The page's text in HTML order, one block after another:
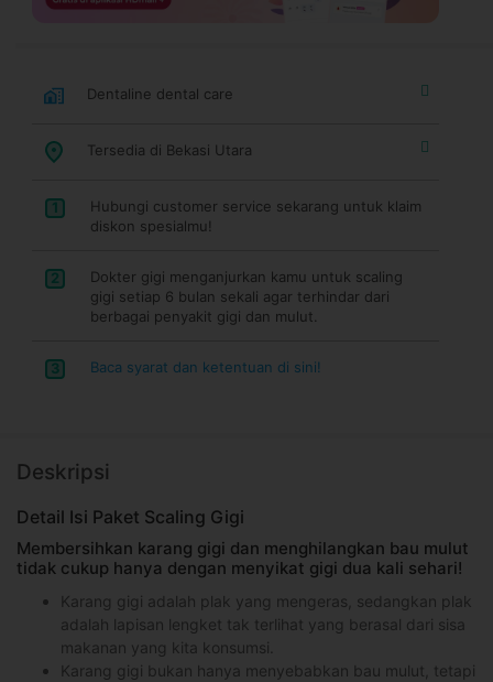
Dentaline dental care
Tersedia di Bekasi Utara
1
Hubungi customer service sekarang untuk klaim
diskon spesialmu!
2
Dokter gigi menganjurkan kamu untuk scaling
gigi setiap 6 bulan sekali agar terhindar dari
berbagai penyakit gigi dan mulut.
3 Baca syarat dan ketentuan di sini!
Deskripsi
Detail Isi Paket Scaling Gigi
Membersihkan karang gigi dan menghilangkan bau mulut
tidak cukup hanya dengan menyikat gigi dua kali sehari!
Karang gigi adalah plak yang mengeras, sedangkan plak
adalah lapisan lengket tak terlihat yang berasal dari sisa
makanan yang kita konsumsi.
Karang gigi bukan hanya menyebabkan bau mulut, tetapi